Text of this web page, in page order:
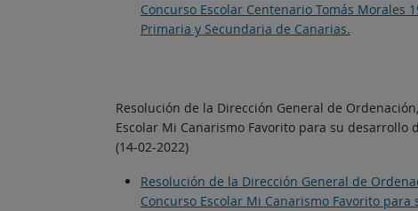
Concurso Escolar Centenario Tomás
Primaria y Secundaria de Canarias.
Resolución de la Dirección General de
Escolar Mi Canarismo Favorito para su
(14-02-2022)
Resolución de la Dirección General de
Concurso Escolar Mi Canarismo Favorito